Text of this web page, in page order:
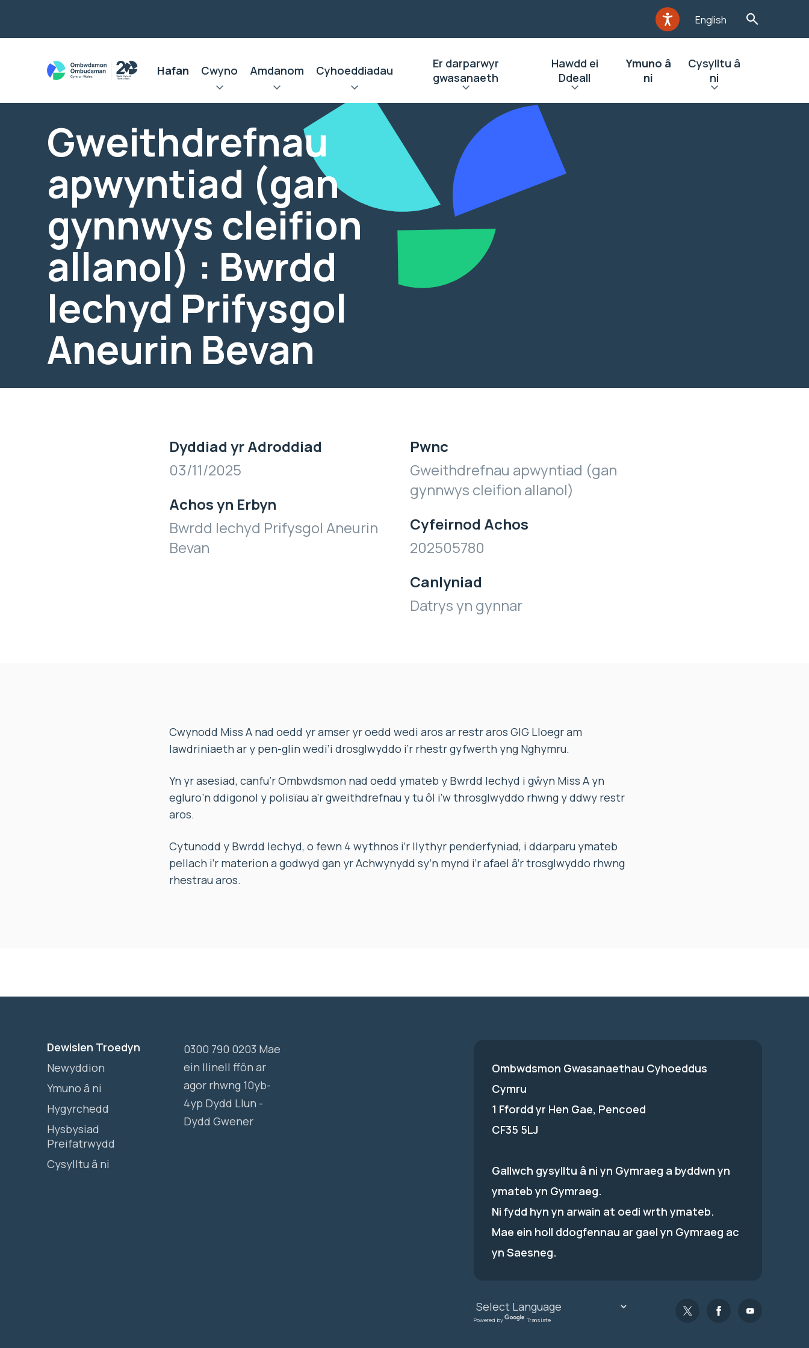
English
Hafan Cwyno Amdanom Cyhoeddiadau
Er darparwyr
gwasanaeth
Hawdd ei
Ddeall
Ymuno â
ni
Cysylltu â
ni
Gweithdrefnau
apwyntiad (gan
gynnwys cleifion
allanol) : Bwrdd
Iechyd Prifysgol
Aneurin Bevan
Dyddiad yr Adroddiad
03/11/2025
Achos yn Erbyn
Bwrdd Iechyd Prifysgol Aneurin
Bevan
Pwnc
Gweithdrefnau apwyntiad (gan
gynnwys cleifion allanol)
Cyfeirnod Achos
202505780
Canlyniad
Datrys yn gynnar
Cwynodd Miss A nad oedd yr amser yr oedd wedi aros ar restr aros GIG Lloegr am
lawdriniaeth ar y pen-glin wedi’i drosglwyddo i’r rhestr gyfwerth yng Nghymru.
Yn yr asesiad, canfu’r Ombwdsmon nad oedd ymateb y Bwrdd Iechyd i gŵyn Miss A yn
egluro’n ddigonol y polisïau a’r gweithdrefnau y tu ôl i’w throsglwyddo rhwng y ddwy restr
aros.
Cytunodd y Bwrdd Iechyd, o fewn 4 wythnos i’r llythyr penderfyniad, i ddarparu ymateb
pellach i’r materion a godwyd gan yr Achwynydd sy’n mynd i’r afael â’r trosglwyddo rhwng
rhestrau aros.
Dewislen Troedyn
Newyddion
Ymuno â ni
Hygyrchedd
Hysbysiad
Preifatrwydd
Cysylltu â ni
0300 790 0203 Mae
ein llinell ffôn ar
agor rhwng 10yb-
4yp Dydd Llun -
Dydd Gwener
Ombwdsmon Gwasanaethau Cyhoeddus
Cymru
1 Ffordd yr Hen Gae, Pencoed
CF35 5LJ
Gallwch gysylltu â ni yn Gymraeg a byddwn yn
ymateb yn Gymraeg.
Ni fydd hyn yn arwain at oedi wrth ymateb.
Mae ein holl ddogfennau ar gael yn Gymraeg ac
yn Saesneg.
Powered by Translate